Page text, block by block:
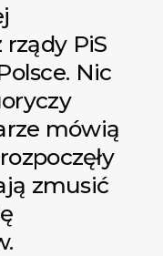
PiS
Nic
mówią
zmusić